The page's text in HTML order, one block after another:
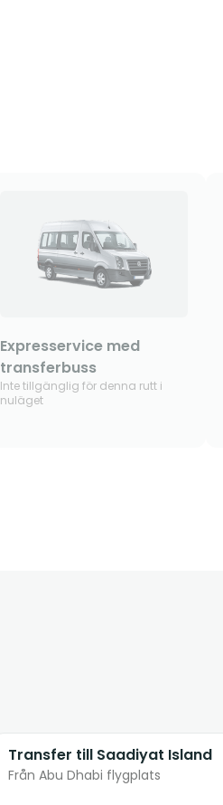
Expresservice med
transferbuss
Inte tillgänglig för denna rutt i
nuläget
Transfer till Saadiyat Island
Från Abu Dhabi flygplats